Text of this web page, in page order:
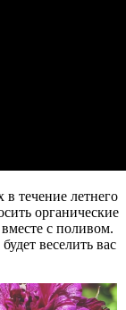
течение летнего
органические
с поливом.
веселить вас